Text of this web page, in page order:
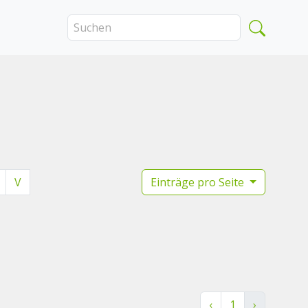
V
Einträge pro Seite
‹ 1 ›